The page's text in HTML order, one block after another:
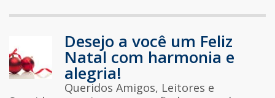
Desejo a você um Feliz
Natal com harmonia e
alegria!
Queridos Amigos, Leitores e